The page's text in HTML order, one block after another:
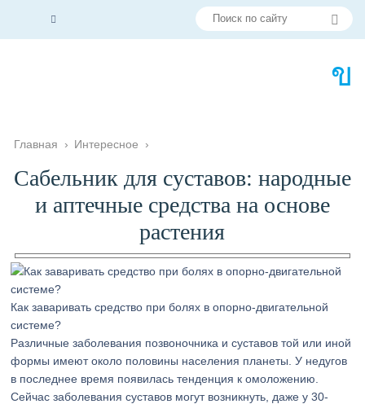
Главная › Интересное ›
Сабельник для суставов: народные
и аптечные средства на основе
растения
Как заваривать средство при болях в опорно-двигательной
системе?
Различные заболевания позвоночника и суставов той или иной
формы имеют около половины населения планеты. У недугов
в последнее время появилась тенденция к омоложению.
Сейчас заболевания суставов могут возникнуть, даже у 30-